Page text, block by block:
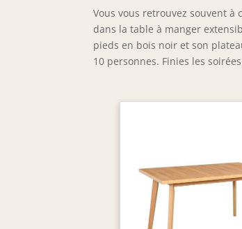
Vous vous retrouvez souvent
dans la table à manger
pieds en bois noir et son
10 personnes. Finies les